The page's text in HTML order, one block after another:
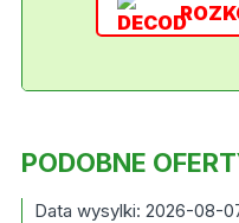
PODOBNE
Data wysylki: 2026-08-